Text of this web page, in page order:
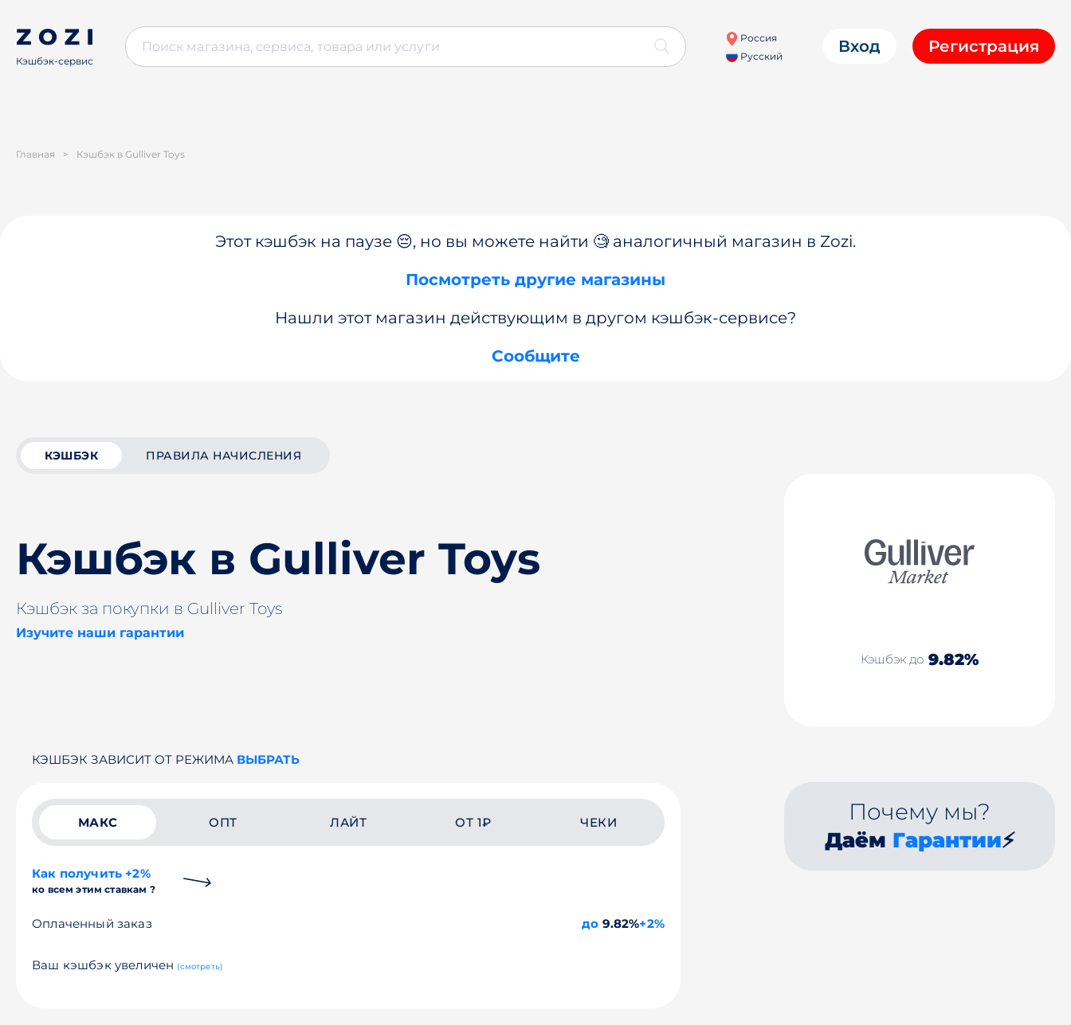
Кэшбэк-сервис
Россия
Русский
Вход Регистрация
Главная > Кэшбэк в Gulliver Toys
Этот кэшбэк на паузе 😔, но вы можете найти 🧐 аналогичный магазин в Zozi.
Посмотреть другие магазины
Нашли этот магазин действующим в другом кэшбэк-сервисе?
Сообщите
КЭШБЭК ПРАВИЛА НАЧИСЛЕНИЯ
Кэшбэк в Gulliver Toys
Кэшбэк за покупки в Gulliver Toys
Изучите наши гарантии
Кэшбэк до 9.82%
КЭШБЭК ЗАВИСИТ ОТ РЕЖИМА ВЫБРАТЬ
МАКС ОПТ ЛАЙТ ОТ 1₽ ЧЕКИ
Как получить +2%
ко всем этим ставкам ?
Оплаченный заказ до 9.82%+2%
Ваш кэшбэк увеличен (смотреть)
Почему мы?
Даём Гарантии⚡